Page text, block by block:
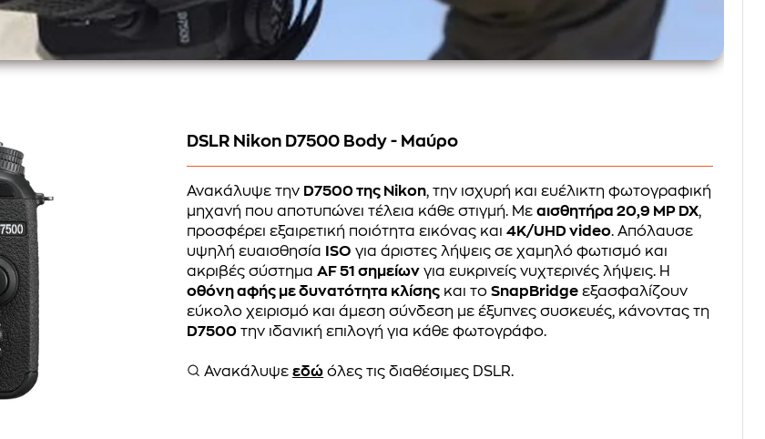
DSLR Nikon D7500 Body - Μαύρο
Ανακάλυψε την D7500 της Nikon, την ισχυρή και ευέλικτη φωτογραφική
μηχανή που αποτυπώνει τέλεια κάθε στιγμή. Μεαισθητήρα 20,9 MP DX,
προσφέρει εξαιρετική ποιότητα εικόνας και4K/UHD video. Απόλαυσε
υψηλή ευαισθησία
ISO για άριστες λήψεις σε χαμηλό φωτισμό και
ακριβές σύστημαAF 51 σημείων για ευκρινείς νυχτερινές λήψεις. Η
οθόνη αφής με δυνατότητα κλίσης και τοSnapBridge εξασφαλίζουν
εύκολο χειρισμό και άμεση σύνδεση με έξυπνες συσκευές, κάνοντας τη
D7500 την ιδανική επιλογή για κάθε φωτογράφο.
Ανακάλυψεεδώ όλες τις διαθέσιμες DSLR.